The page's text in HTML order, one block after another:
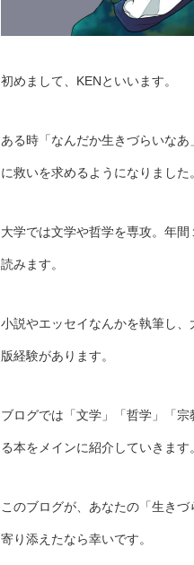
初めまして、KENといいます。
ある時「なんだか生きづらいなあ
に救いを求めるようになりました。
大学では文学や哲学を専攻。年
読みます。
小説やエッセイなんかを執筆し、
版経験があります。
ブログでは「文学」「哲学」「宗
る本をメインに紹介していきます。
このブログが、あなたの「生きづ
寄り添えたなら幸いです。